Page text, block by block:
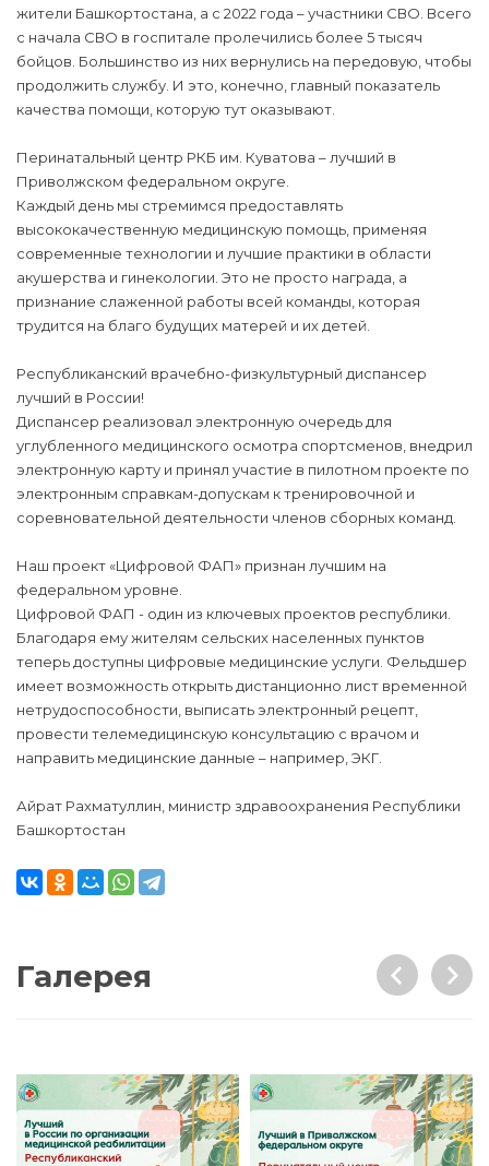
жители Башкортостана, а с 2022 года – участники СВО. Всего
с начала СВО в госпитале пролечились более 5 тысяч
бойцов. Большинство из них вернулись на передовую, чтобы
продолжить службу. И это, конечно, главный показатель
качества помощи, которую тут оказывают.
Перинатальный центр РКБ им. Куватова – лучший в
Приволжском федеральном округе.
Каждый день мы стремимся предоставлять
высококачественную медицинскую помощь, применяя
современные технологии и лучшие практики в области
акушерства и гинекологии. Это не просто награда, а
признание слаженной работы всей команды, которая
трудится на благо будущих матерей и их детей.
Республиканский врачебно-физкультурный диспансер
лучший в России!
Диспансер реализовал электронную очередь для
углубленного медицинского осмотра спортсменов, внедрил
электронную карту и принял участие в пилотном проекте по
электронным справкам-допускам к тренировочной и
соревновательной деятельности членов сборных команд.
Наш проект «Цифровой ФАП» признан лучшим на
федеральном уровне.
Цифровой ФАП - один из ключевых проектов республики.
Благодаря ему жителям сельских населенных пунктов
теперь доступны цифровые медицинские услуги. Фельдшер
имеет возможность открыть дистанционно лист временной
нетрудоспособности, выписать электронный рецепт,
провести телемедицинскую консультацию с врачом и
направить медицинские данные – например, ЭКГ.
Айрат Рахматуллин, министр здравоохранения Республики
Башкортостан
Галерея